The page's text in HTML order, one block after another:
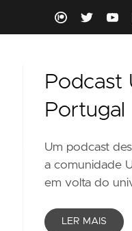
Podcast
Portugal
Um podcast
a comunidade
em volta do
LER MAIS